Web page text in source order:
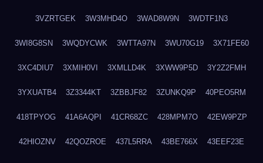
3VZRTGEK 3W3MHD4O 3WAD8W9N 3WDTF1N3
3WI8G8SN 3WQDYCWK 3WTTA97N 3WU70G19 3X71FE60
3XC4DIU7 3XMIH0VI 3XMLLD4K 3XWW9P5D 3Y2Z2FMH
3YXUATB4 3Z3344KT 3ZBBJF82 3ZUNKQ9P 40PEO5RM
418TPYOG 41A6AQPI 41CR68ZC 428MPM7O 42EW9PZP
42HIOZNV 42QOZROE 437L5RRA 43BE766X 43EEF23E